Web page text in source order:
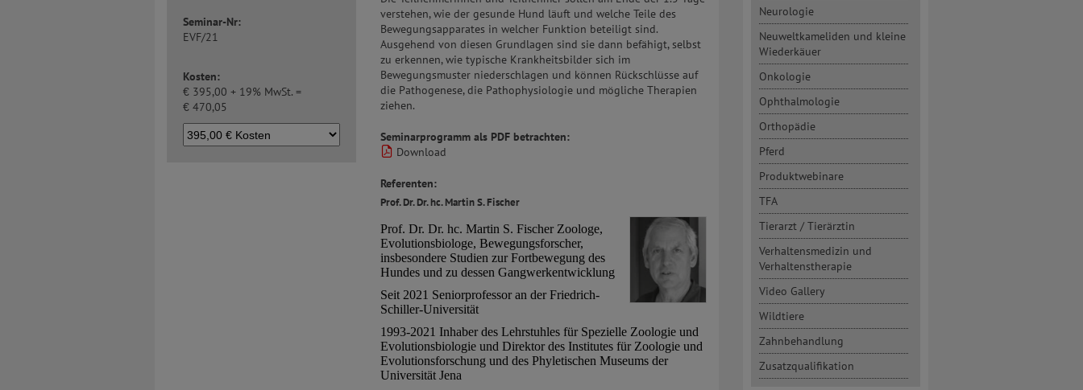
Seminar-Nr:
EVF/21
Kosten:
€ 395,00 + 19% MwSt. =
€ 470,05
verstehen, wie der gesunde Hund läuft und welche Teile des
Bewegungsapparates in welcher Funktion beteiligt sind.
Ausgehend von diesen Grundlagen sind sie dann befähigt, selbst
zu erkennen, wie typische Krankheitsbilder sich im
Bewegungsmuster niederschlagen und können Rückschlüsse auf
die Pathogenese, die Pathophysiologie und mögliche Therapien
ziehen.
Seminarprogramm als PDF betrachten:
Download
Referenten:
Prof. Dr. Dr. hc. Martin S. Fischer
Prof. Dr. Dr. hc. Martin S. Fischer Zoologe,
Evolutionsbiologe, Bewegungsforscher,
insbesondere Studien zur Fortbewegung des
Hundes und zu dessen Gangwerkentwicklung
Seit 2021 Seniorprofessor an der Friedrich-
Schiller-Universität
1993-2021 Inhaber des Lehrstuhles für Spezielle Zoologie und
Evolutionsbiologie und Direktor des Institutes für Zoologie und
Evolutionsforschung und des Phyletischen Museums der
Universität Jena
Neurologie
Neuweltkameliden und kleine
Wiederkäuer
Onkologie
Ophthalmologie
Orthopädie
Pferd
Produktwebinare
TFA
Tierarzt / Tierärztin
Verhaltensmedizin und
Verhaltenstherapie
Video Gallery
Wildtiere
Zahnbehandlung
Zusatzqualifikation